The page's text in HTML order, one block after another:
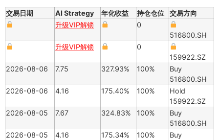
交易日期 AI Strategy 年化收益 持仓仓位
交易方向
升级VIP解锁
0
516800.SH
升级VIP解锁
0
159922.SZ
2026-08-06
7.75 327.93% 100%
Buy
516800.SH
2026-08-06
4.16 175.40% 100%
Hold
159922.SZ
2026-08-05
7.67 324.83% 100%
Buy
516800.SH
2026-08-05
4.16 175.34% 100%
Buy